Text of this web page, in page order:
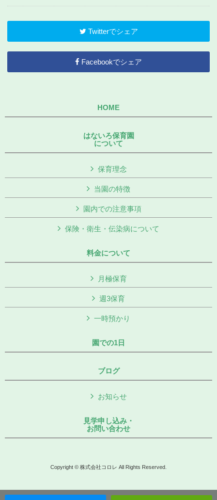
Twitterでシェア
Facebookでシェア
HOME
はないろ保育園
について
保育理念
当園の特徴
園内での注意事項
保険・衛生・伝染病について
料金について
月極保育
週3保育
一時預かり
園での1日
ブログ
お知らせ
見学申し込み・
お問い合わせ
Copyright © 株式会社コロレ All Rights Reserved.